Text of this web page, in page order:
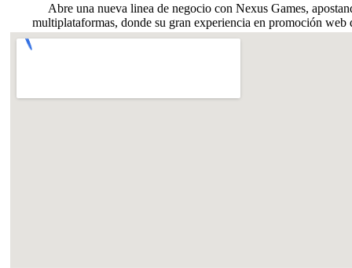
Abre una nueva linea de negocio con Nexus Games,
multiplataformas, donde su gran experiencia en promoción web